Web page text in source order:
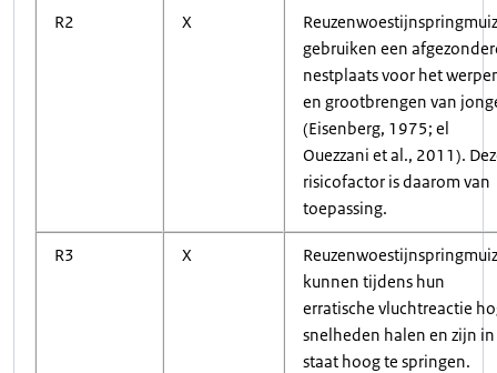
R2 X
gebruiken een
nestplaats voor het
en grootbrengen van
(Eisenberg, 1975; el
Ouezzani et al., 2011).
risicofactor is daarom van
toepassing.
R3 X
kunnen tijdens hun
erratische vluchtreactie
snelheden halen en zijn in
staat hoog te springen.